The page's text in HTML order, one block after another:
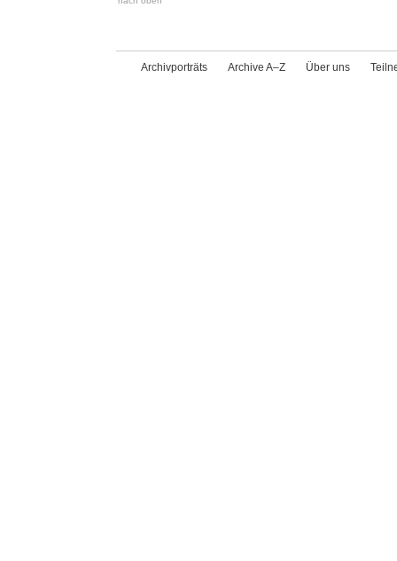
Archivporträts Archive A–Z Über uns